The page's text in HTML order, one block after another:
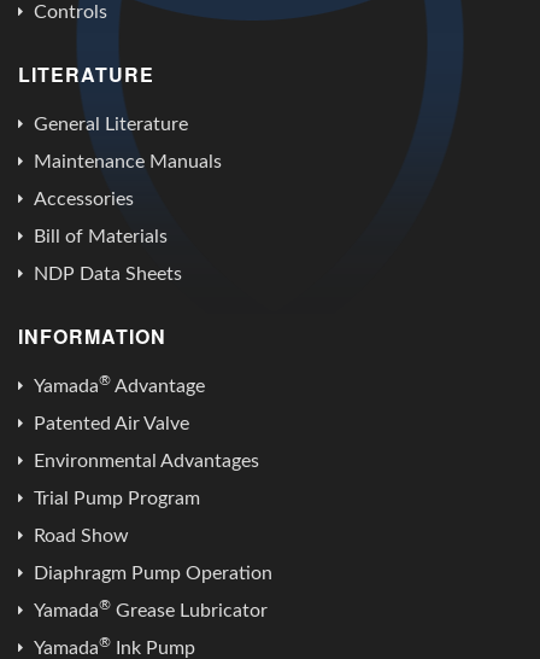
Controls
LITERATURE
General Literature
Maintenance Manuals
Accessories
Bill of Materials
NDP Data Sheets
INFORMATION
Yamada® Advantage
Patented Air Valve
Environmental Advantages
Trial Pump Program
Road Show
Diaphragm Pump Operation
Yamada® Grease Lubricator
Yamada® Ink Pump